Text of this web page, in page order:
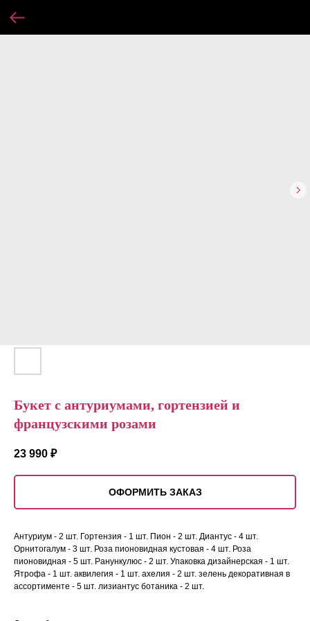
Букет с антуриумами, гортензией и
французскими розами
23 990 ₽
ОФОРМИТЬ ЗАКАЗ
Антуриум - 2 шт. Гортензия - 1 шт. Пион - 2 шт. Диантус - 4 шт.
Орнитогалум - 3 шт. Роза пионовидная кустовая - 4 шт. Роза
пионовидная - 5 шт. Ранункулюс - 2 шт. Упаковка дизайнерская - 1 шт.
Ятрофа - 1 шт. аквилегия - 1 шт. ахелия - 2 шт. зелень декоративная в
ассортименте - 5 шт. лизиантус ботаника - 2 шт.